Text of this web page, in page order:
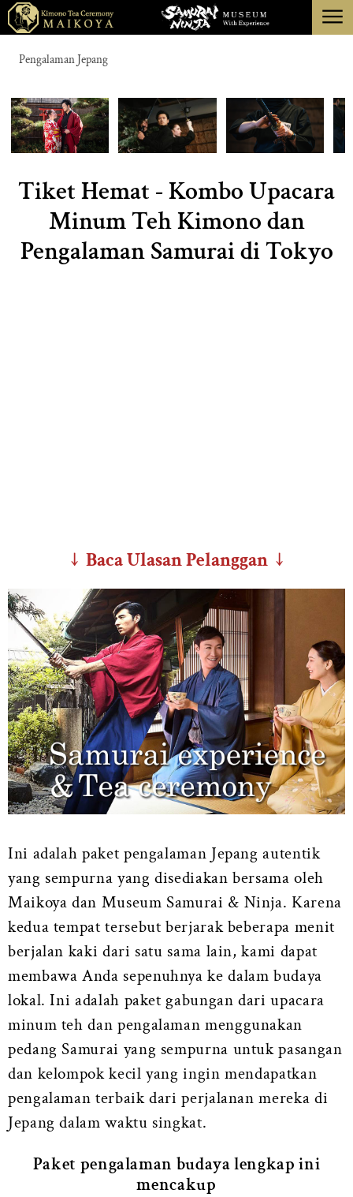
TENTANG
PEMBATALAN
menu
Pengalaman Jepang
Tiket Hemat - Kombo Upacara
Minum Teh Kimono dan
Pengalaman Samurai di Tokyo
↓ Baca Ulasan Pelanggan ↓
Ini adalah paket pengalaman Jepang autentik
yang sempurna yang disediakan bersama oleh
Maikoya dan Museum Samurai & Ninja. Karena
kedua tempat tersebut berjarak beberapa menit
berjalan kaki dari satu sama lain, kami dapat
membawa Anda sepenuhnya ke dalam budaya
lokal. Ini adalah paket gabungan dari upacara
minum teh dan pengalaman menggunakan
pedang Samurai yang sempurna untuk pasangan
dan kelompok kecil yang ingin mendapatkan
pengalaman terbaik dari perjalanan mereka di
Jepang dalam waktu singkat.
Paket pengalaman budaya lengkap ini
mencakup